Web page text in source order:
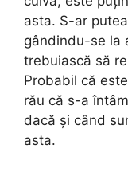
asta. S-ar
gândindu-se la
trebuiască să
Probabil că
rău că s-a
dacă și când
asta.